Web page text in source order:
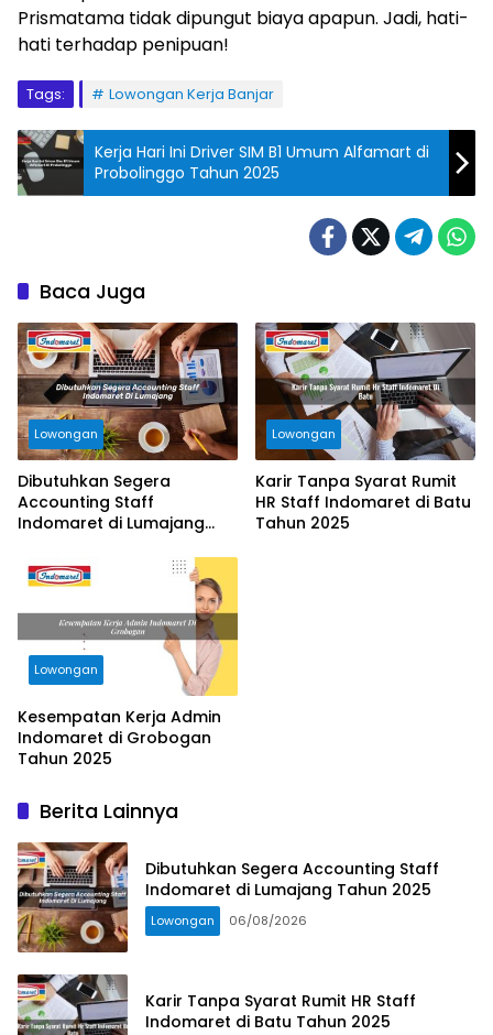
Prismatama tidak dipungut biaya apapun. Jadi, hati-
hati terhadap penipuan!
Tags: Lowongan Kerja Banjar
Kerja Hari Ini Driver SIM B1 Umum Alfamart di
Probolinggo Tahun 2025
Baca Juga
Lowongan
Dibutuhkan Segera
Accounting Staff
Indomaret di Lumajang
Lowongan
Karir Tanpa Syarat Rumit
HR Staff Indomaret di Batu
Tahun 2025
Lowongan
Kesempatan Kerja Admin
Indomaret di Grobogan
Tahun 2025
Berita Lainnya
Dibutuhkan Segera Accounting Staff
Indomaret di Lumajang Tahun 2025
Lowongan 06/08/2026
Karir Tanpa Syarat Rumit HR Staff
Indomaret di Batu Tahun 2025